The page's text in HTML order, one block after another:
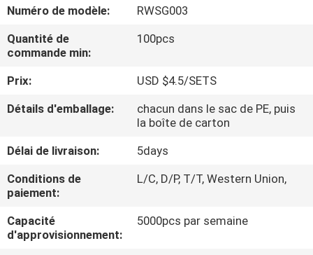
VISITE
CONTRÔLE
QUALITÉ
PLAN
DU
Numéro de modèle:
RWSG003
Quantité de
commande min:
100pcs
Prix:
USD $4.5/SETS
Détails d'emballage:
chacun dans le sac de PE, puis
la boîte de carton
Délai de livraison:
5days
Conditions de
paiement:
L/C, D/P, T/T, Western Union,
Capacité
d'approvisionnement:
5000pcs par semaine